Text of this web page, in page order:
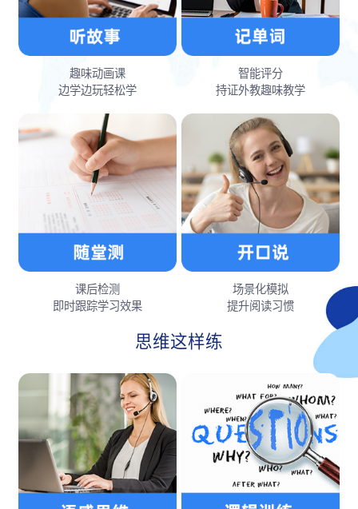
趣味动画课
边学边玩轻松学
智能评分
持证外教趣味教学
课后检测
即时跟踪学习效果
场景化模拟
提升阅读习惯
思维这样练